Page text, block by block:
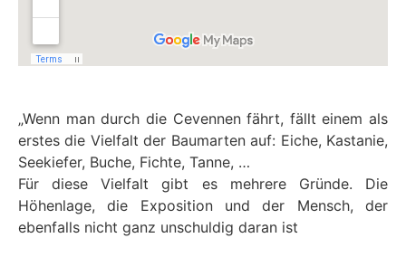
„Wenn man durch die Cevennen fährt, fällt einem als
erstes die Vielfalt der Baumarten auf: Eiche, Kastanie,
Seekiefer, Buche, Fichte, Tanne, …
Für diese Vielfalt gibt es mehrere Gründe. Die
Höhenlage, die Exposition und der Mensch, der
ebenfalls nicht ganz unschuldig daran ist